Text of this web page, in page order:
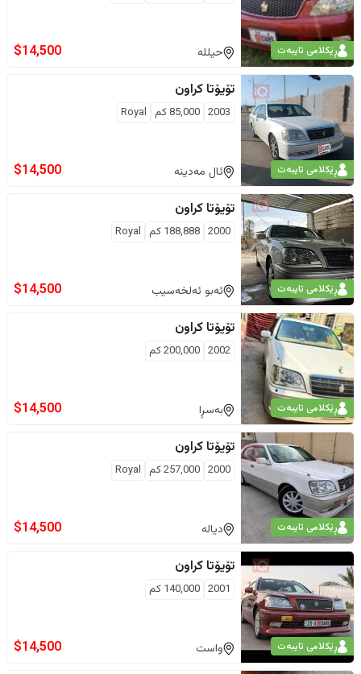
ڕێکلامی تایبەت حیللە $14,500
ڕێکلامی تایبەت
تۆیۆتا کراون
2003
85,000كم Royal
ئال مەدینە $14,500
ڕێکلامی تایبەت
تۆیۆتا کراون
2000
188,888 كم Royal
ئەبو ئەلخەسیب $14,500
ڕێکلامی تایبەت
تۆیۆتا کراون
2002
200,000كم
بەسڕا $14,500
ڕێکلامی تایبەت
تۆیۆتا کراون
2000
257,000كم Royal
دیالە $14,500
ڕێکلامی تایبەت
تۆیۆتا کراون
2001
140,000 كم
واست $14,500